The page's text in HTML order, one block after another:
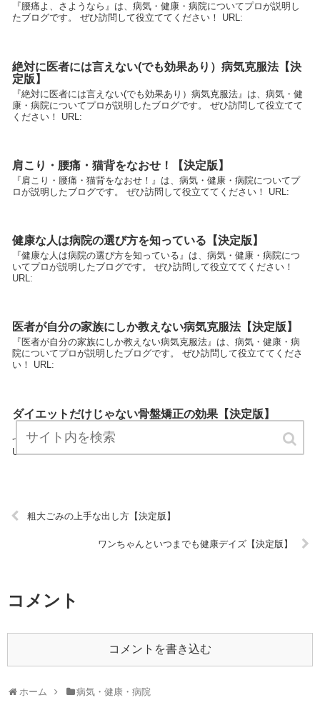
『腰痛よ、さようなら』は、病気・健康・病院についてプロが説明し
たブログです。 ぜひ訪問して役立ててください！ URL:
絶対に医者には言えない(でも効果あり）病気克服法【決
定版】
『絶対に医者には言えない(でも効果あり）病気克服法』は、病気・健
康・病院についてプロが説明したブログです。 ぜひ訪問して役立てて
ください！ URL:
肩こり・腰痛・猫背をなおせ！【決定版】
『肩こり・腰痛・猫背をなおせ！』は、病気・健康・病院についてプ
ロが説明したブログです。 ぜひ訪問して役立ててください！ URL:
健康な人は病院の選び方を知っている【決定版】
『健康な人は病院の選び方を知っている』は、病気・健康・病院につ
いてプロが説明したブログです。 ぜひ訪問して役立ててください！
URL:
医者が自分の家族にしか教えない病気克服法【決定版】
『医者が自分の家族にしか教えない病気克服法』は、病気・健康・病
院についてプロが説明したブログです。 ぜひ訪問して役立ててくださ
い！ URL:
ダイエットだけじゃない骨盤矯正の効果【決定版】
『ダイエットだけじゃない骨盤矯正の効果』は、病気・健康・病院に
ついてプロが説明したブログです。 ぜひ訪問して役立ててください！
URL:
粗大ごみの上手な出し方【決定版】
ワンちゃんといつまでも健康デイズ【決定版】
コメント
コメントを書き込む
ホーム 病気・健康・病院